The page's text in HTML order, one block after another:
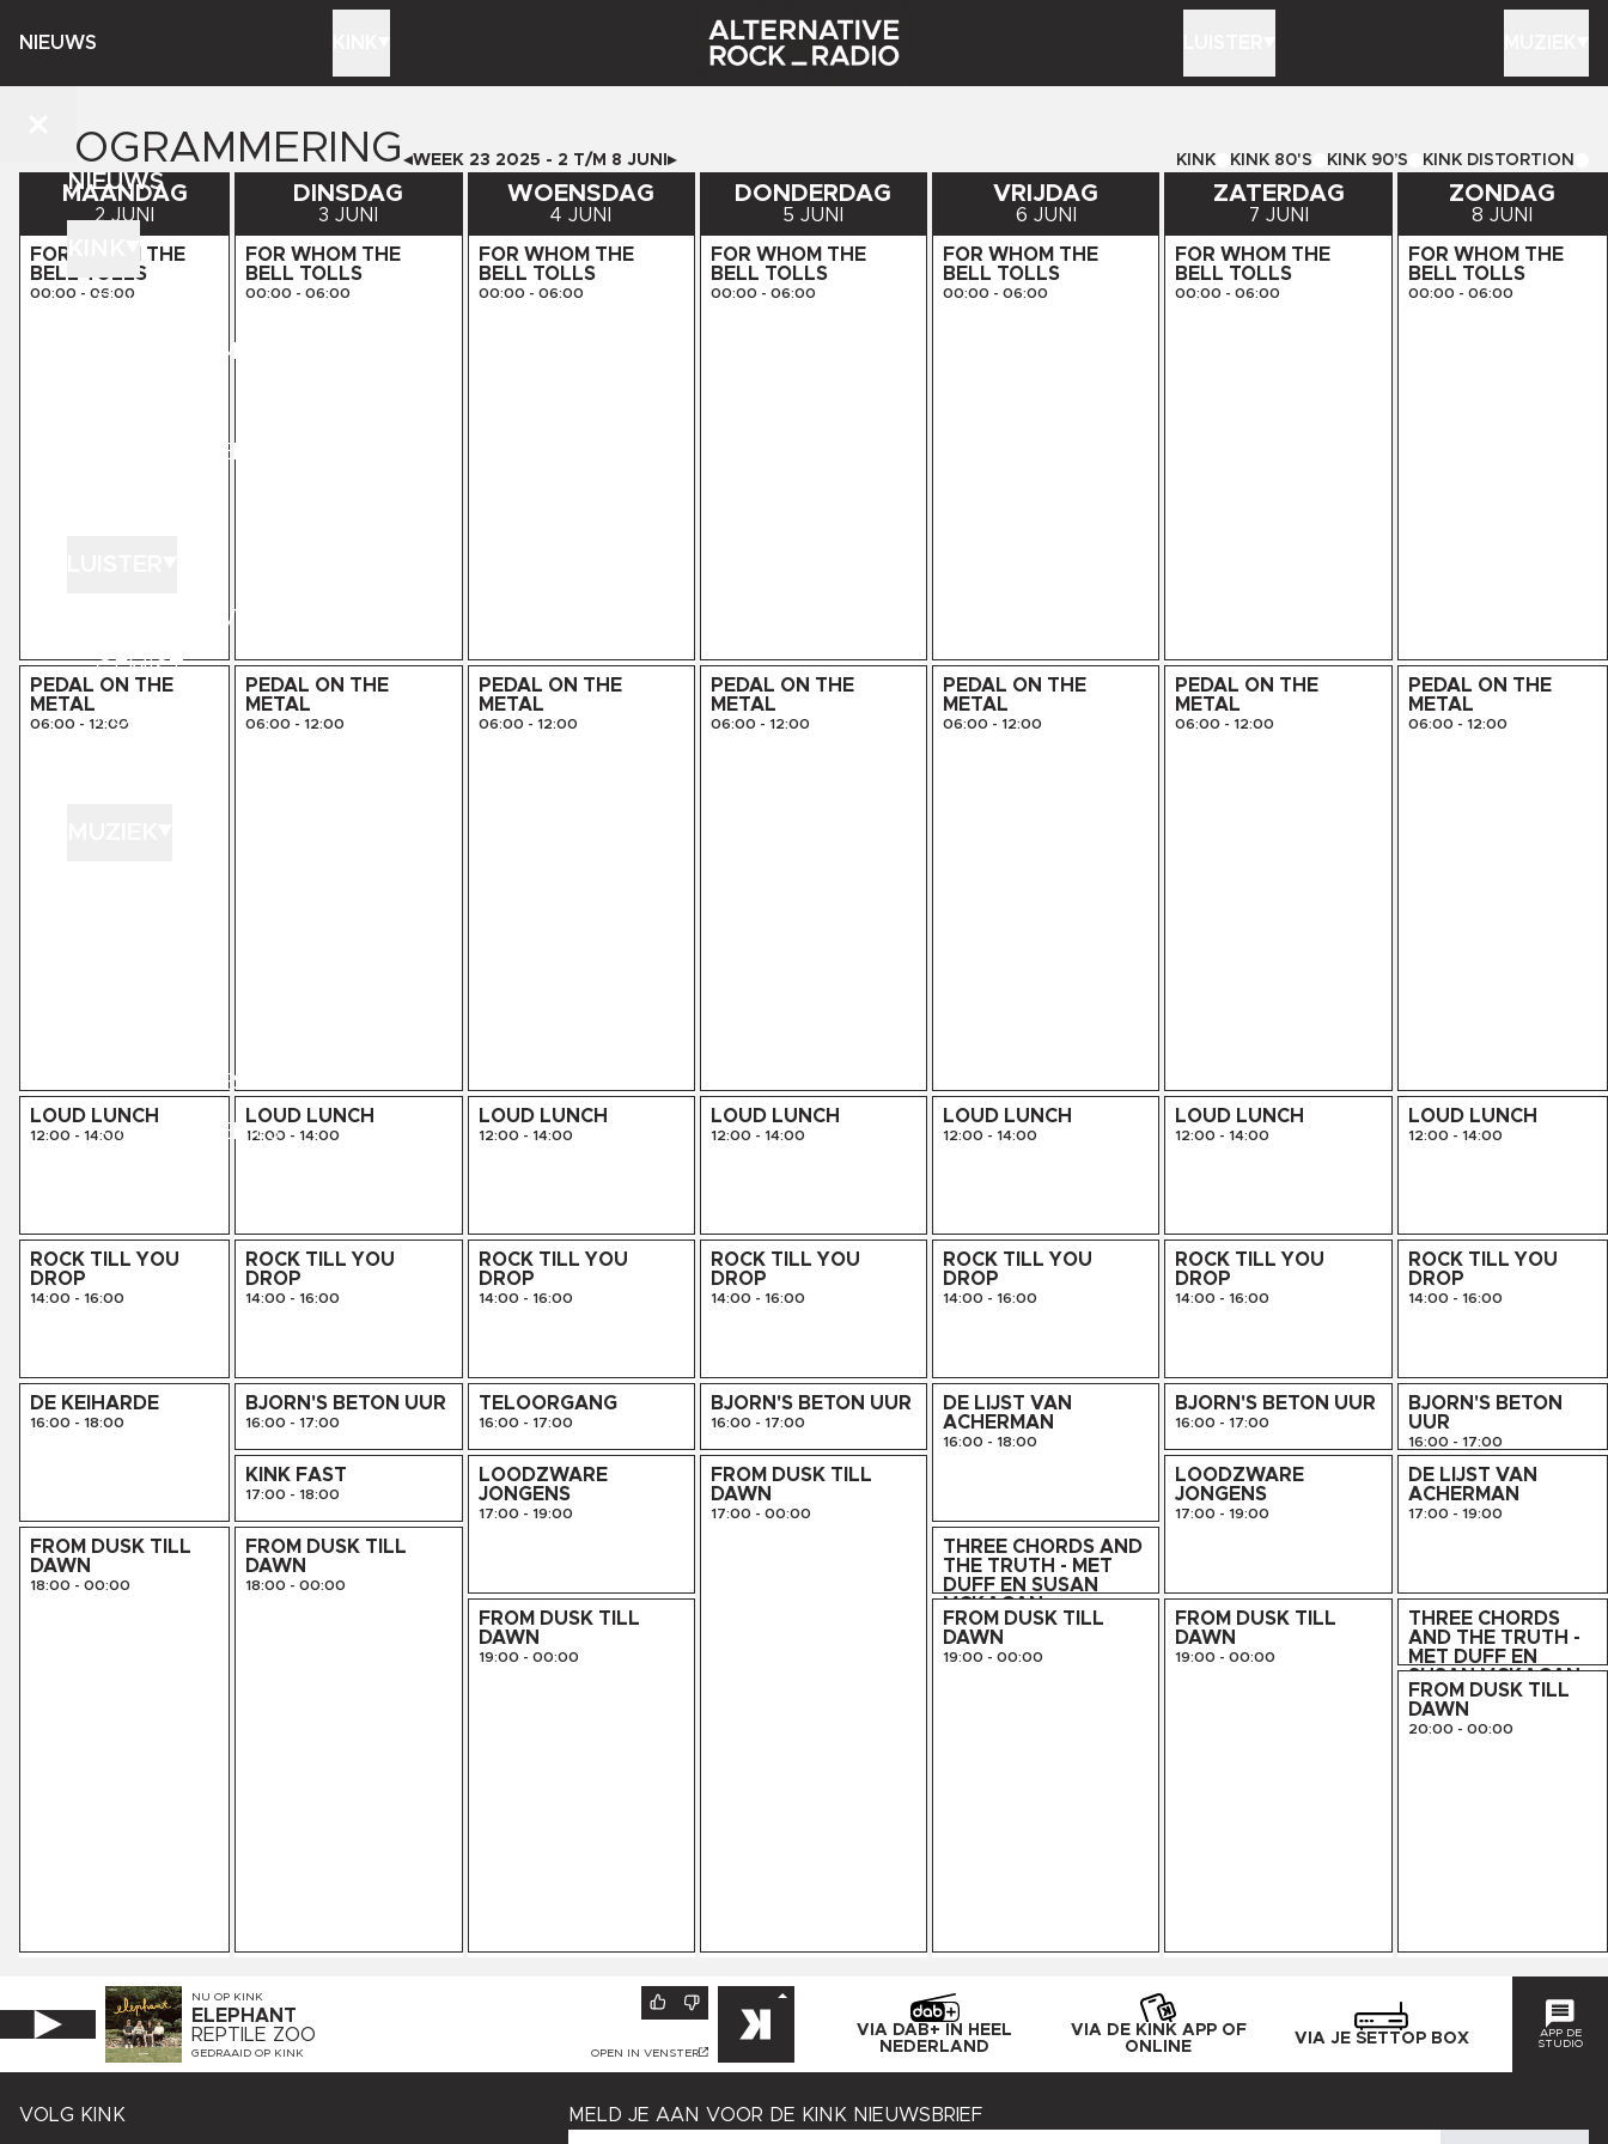
NIEUWS
NIEUWS
DJ'S
PROGRAMMERING
KINK PRESENTS
LUISTER LIVE
GEMIST
PODCASTS
LIVE SESSIES
KINK PRESENTS
PROGRAMMERING WEEK 23 2025 - 2 T/M 8 JUNI KINK KINK 80'S KINK 90’S KINK DISTORTION
MAANDAG
2 JUNI
FOR WHOM THE
BELL TOLLS
00:00 - 06:00
PEDAL ON THE
METAL
06:00 - 12:00
LOUD LUNCH
12:00 - 14:00
ROCK TILL YOU
DROP
14:00 - 16:00
DE KEIHARDE
16:00 - 18:00
FROM DUSK TILL
DAWN
18:00 - 00:00
DINSDAG
3 JUNI
FOR WHOM THE
BELL TOLLS
00:00 - 06:00
PEDAL ON THE
METAL
06:00 - 12:00
LOUD LUNCH
12:00 - 14:00
ROCK TILL YOU
DROP
14:00 - 16:00
BJORN'S BETON UUR
16:00 - 17:00
KINK FAST
17:00 - 18:00
FROM DUSK TILL
DAWN
18:00 - 00:00
WOENSDAG
4 JUNI
FOR WHOM THE
BELL TOLLS
00:00 - 06:00
PEDAL ON THE
METAL
06:00 - 12:00
LOUD LUNCH
12:00 - 14:00
ROCK TILL YOU
DROP
14:00 - 16:00
TELOORGANG
16:00 - 17:00
LOODZWARE
JONGENS
17:00 - 19:00
FROM DUSK TILL
DAWN
19:00 - 00:00
DONDERDAG
5 JUNI
FOR WHOM THE
BELL TOLLS
00:00 - 06:00
PEDAL ON THE
METAL
06:00 - 12:00
LOUD LUNCH
12:00 - 14:00
ROCK TILL YOU
DROP
14:00 - 16:00
BJORN'S BETON UUR
16:00 - 17:00
FROM DUSK TILL
DAWN
17:00 - 00:00
VRIJDAG
6 JUNI
FOR WHOM THE
BELL TOLLS
00:00 - 06:00
PEDAL ON THE
METAL
06:00 - 12:00
LOUD LUNCH
12:00 - 14:00
ROCK TILL YOU
DROP
14:00 - 16:00
DE LIJST VAN
ACHERMAN
16:00 - 18:00
THREE CHORDS AND
THE TRUTH - MET
DUFF EN SUSAN
MCKAGAN
18:00- 19:00
FROM DUSK TILL
DAWN
19:00 - 00:00
ZATERDAG
7 JUNI
FOR WHOM THE
BELL TOLLS
00:00 - 06:00
PEDAL ON THE
METAL
06:00 - 12:00
LOUD LUNCH
12:00 - 14:00
ROCK TILL YOU
DROP
14:00 - 16:00
BJORN'S BETON UUR
16:00 - 17:00
LOODZWARE
JONGENS
17:00 - 19:00
FROM DUSK TILL
DAWN
19:00 - 00:00
ZONDAG
8 JUNI
FOR WHOM THE
BELL TOLLS
00:00 - 06:00
PEDAL ON THE
METAL
06:00 - 12:00
LOUD LUNCH
12:00 - 14:00
ROCK TILL YOU
DROP
14:00 - 16:00
BJORN'S BETON
UUR
16:00 - 17:00
DE LIJST VAN
ACHERMAN
17:00 - 19:00
THREE CHORDS
AND THE TRUTH -
MET DUFF EN
SUSAN MCKAGAN
19:00- 20:00
FROM DUSK TILL
DAWN
20:00 - 00:00
NU OP KINK
ELEPHANT
REPTILE ZOO
GEDRAAID OP KINK OPEN IN VENSTER
VIA DAB+ IN HEEL
NEDERLAND
VIA DE KINK APP OF
ONLINE
VIA JE SETTOP BOX
APP DE
STUDIO
VOLG KINK MELD JE AAN VOOR DE KINK NIEUWSBRIEF